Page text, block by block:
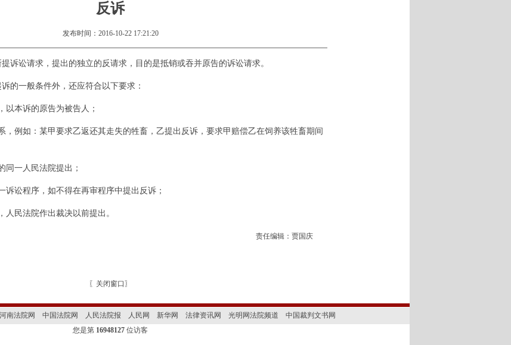
反诉
发布时间：2016-10-22 17:21:20
讼请求，提出的独立的反请求，目的是抵销或吞并原告的诉讼请求。
一般条件外，还应符合以下要求：
本诉的原告为被告人；
例如：某甲要求乙返还其走失的牲畜，乙提出反诉，要求甲赔偿乙在饲养该牲畜期间
一人民法院提出；
讼程序，如不得在再审程序中提出反诉；
民法院作出裁决以前提出。
责任编辑：贾国庆
〖 关闭窗口 〗
河南法院网 中国法院网 人民法院报 人民网 新华网 法律资讯网 光明网法院频道
中国裁判文书网
您是第 16948127 位访客